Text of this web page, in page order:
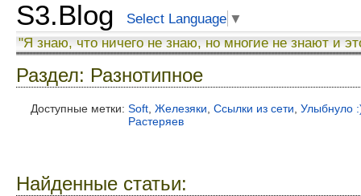
S3.Blog Select Language ▼
"Я знаю, что ничего не знаю, но многие не знают и
Раздел: Разнотипное
Доступные метки: Soft Железяки Ссылки из сети Улыбнуло
Растеряев
Найденные статьи: